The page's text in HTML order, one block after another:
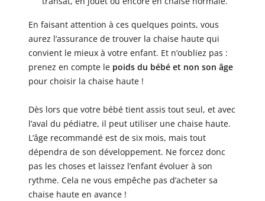
En faisant attention à ces quelques points, vous
aurez l’assurance de trouver la chaise haute qui
convient le mieux à votre enfant. Et n’oubliez pas :
prenez en compte le poids du bébé et non son âge
pour choisir la chaise haute !
Dès lors que votre bébé tient assis tout seul, et avec
l’aval du pédiatre, il peut utiliser une chaise haute.
L’âge recommandé est de six mois, mais tout
dépendra de son développement. Ne forcez donc
pas les choses et laissez l’enfant évoluer à son
rythme. Cela ne vous empêche pas d’acheter sa
chaise haute en avance !